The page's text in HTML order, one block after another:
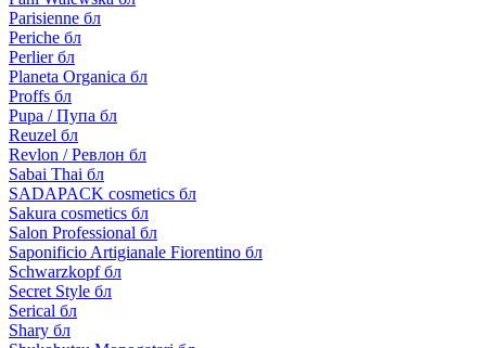
Parisienne бл
Periche бл
Perlier бл
Planeta Organica бл
Proffs бл
Pupa / Пупа бл
Reuzel бл
Revlon / Ревлон бл
Sabai Thai бл
SADAPACK cosmetics бл
Sakura cosmetics бл
Salon Professional бл
Saponificio Artigianale Fiorentino бл
Schwarzkopf бл
Secret Style бл
Serical бл
Shary бл